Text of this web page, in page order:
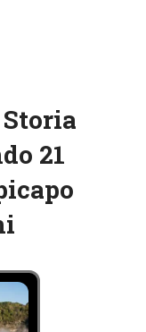
21